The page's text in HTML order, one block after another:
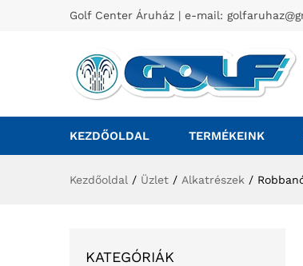
Golf Center Áruház | e-mail:
KEZDŐOLDAL TERMÉKEINK
Kezdőoldal / Üzlet / Alkatrészek /
KATEGÓRIÁK